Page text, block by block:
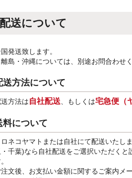
配送について
発送致します。
島・沖縄については、別途お問合わせく
送方法について
方法は自社配送、もしくは宅急便（
料について
ネコヤマトまたは自社にて配送いたし
千葉)なら自社配送をご選択いただくと
文後、お支払い金額に関するご案内メ